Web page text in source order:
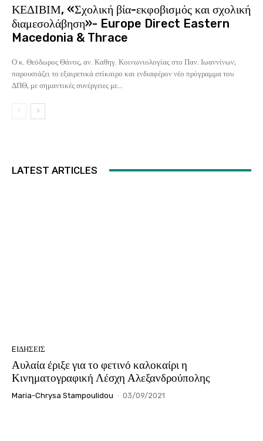
ΚΕΔΙΒΙΜ, «Σχολική βία-εκφοβισμός και σχολική
διαμεσολάβηση»- Europe Direct Eastern
Macedonia & Thrace
Ο κ. Θεόδωρος Θάνος, αν. Καθηγ. Κοινωνιολογίας στο Παν. Ιωαννίνων,
παρουσιάζει το εξαιρετικά επίκαιρο και ενδιαφέρον νέο πρόγραμμα του
ΔΠΘ, με σημαντικές συνέργειες με...
LATEST ARTICLES
EΙΔΗΣΕΙΣ
Αυλαία έριξε για το φετινό καλοκαίρι η
Κινηματογραφική Λέσχη Αλεξανδρούπολης
Maria-Chrysa Stampoulidou - 03/09/2021